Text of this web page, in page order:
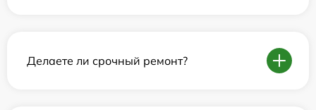
Делаете ли срочный ремонт?